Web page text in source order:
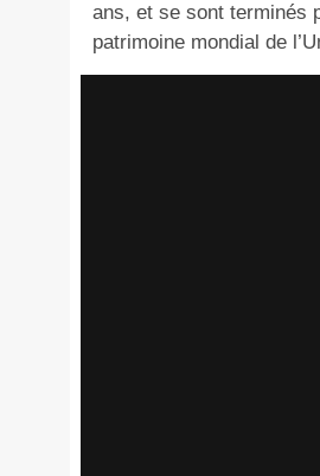
ans, et se sont terminés
patrimoine mondial de